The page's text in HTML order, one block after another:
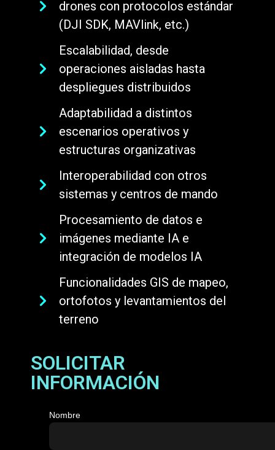
drones con protocolos estándar
(DJI SDK, MAVlink, etc.)
Escalabilidad, desde
operaciones aisladas hasta
despliegues distribuidos
Adaptabilidad a distintos
escenarios operativos y
estructuras organizativas
Interoperabilidad con otros
sistemas y centros de mando
Procesamiento de datos e
imágenes mediante IA e
integración de modelos IA
Funcionalidades GIS de mapeo,
ortofotos y levantamientos del
terreno
SOLICITAR
INFORMACIÓN
Nombre